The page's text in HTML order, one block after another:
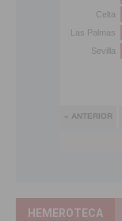
HEMEROTECA